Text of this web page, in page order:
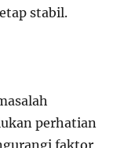
stabil.
perhatian